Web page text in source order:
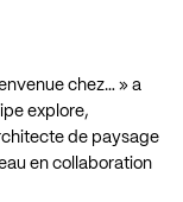
chez… » a
explore,
de paysage
en collaboration